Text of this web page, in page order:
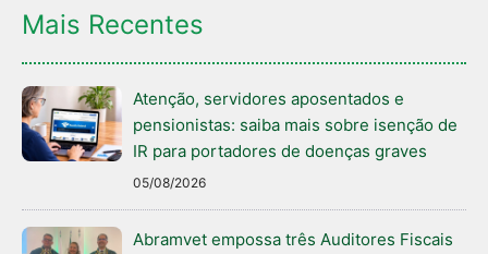
Mais Recentes
Atenção, servidores aposentados e
pensionistas: saiba mais sobre isenção de
IR para portadores de doenças graves
05/08/2026
Abramvet empossa três Auditores Fiscais